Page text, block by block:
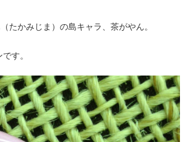
たかみじま）の島キャラ、茶がやん。
す。